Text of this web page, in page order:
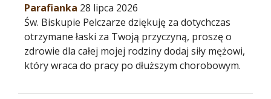
Parafianka 28 lipca 2026
Św. Biskupie Pelczarze dziękuję za dotychczas
otrzymane łaski za Twoją przyczyną, proszę o
zdrowie dla całej mojej rodziny dodaj siły mężowi,
który wraca do pracy po dłuższym chorobowym.